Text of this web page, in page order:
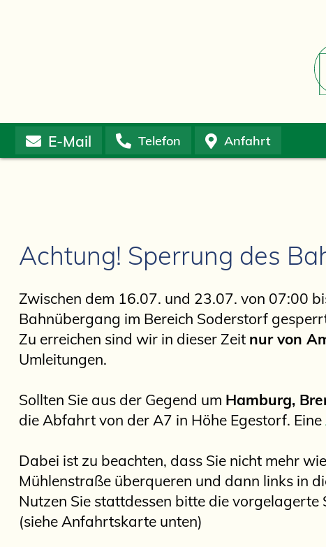
E-Mail Telefon Anfahrt
Achtung! Sperrung des
Zwischen dem 16.07. und 23.07. von 07:00
Bahnübergang im Bereich Soderstorf
Zu erreichen sind wir in dieser Zeit nur von
Umleitungen.
Sollten Sie aus der Gegend um Hamburg,
die Abfahrt von der A7 in Höhe Egestorf. Eine
Dabei ist zu beachten, dass Sie nicht mehr
Mühlenstraße überqueren und dann links in
Nutzen Sie stattdessen bitte die vorgelagerte
(siehe Anfahrtskarte unten)